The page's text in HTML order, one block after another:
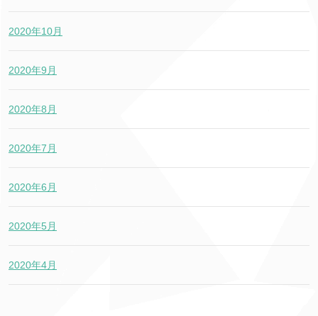
2020年10月
2020年9月
2020年8月
2020年7月
2020年6月
2020年5月
2020年4月